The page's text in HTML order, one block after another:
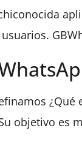
¿Qué
objetivo es